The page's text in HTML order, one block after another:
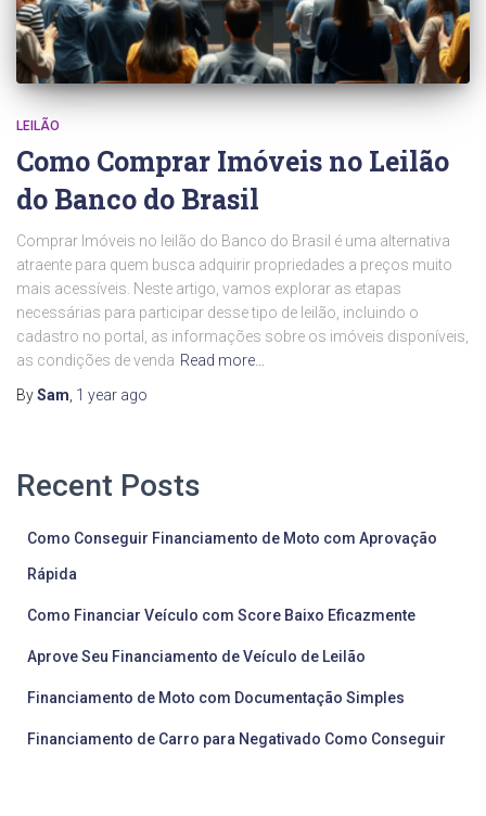
LEILÃO
Como Comprar Imóveis no Leilão
do Banco do Brasil
Comprar Imóveis no leilão do Banco do Brasil é uma alternativa
atraente para quem busca adquirir propriedades a preços muito
mais acessíveis. Neste artigo, vamos explorar as etapas
necessárias para participar desse tipo de leilão, incluindo o
cadastro no portal, as informações sobre os imóveis disponíveis,
as condições de venda Read more…
BySam 1 year ago
Recent Posts
Como Conseguir Financiamento de Moto com Aprovação
Rápida
Como Financiar Veículo com Score Baixo Eficazmente
Aprove Seu Financiamento de Veículo de Leilão
Financiamento de Moto com Documentação Simples
Financiamento de Carro para Negativado Como Conseguir